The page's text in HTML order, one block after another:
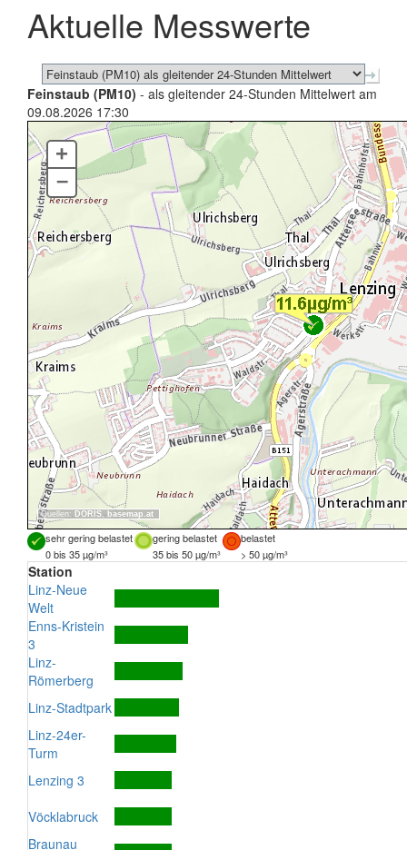
schließen
Aktuelle Messwerte
Feinstaub (PM10) - als gleitender 24-Stunden Mittelwert am
09.08.2026 17:30
Quellen: DORIS, basemap.at
+
–
sehr gering belastet gering belastet
belastet
0 bis 35 µg/m³
35 bis 50 µg/m³ > 50 µg/m³
Station
Linz-Neue
Welt
Enns-Kristein
3
Linz-
Römerberg
Linz-Stadtpark
Linz-24er-
Turm
Lenzing 3
Vöcklabruck
Braunau